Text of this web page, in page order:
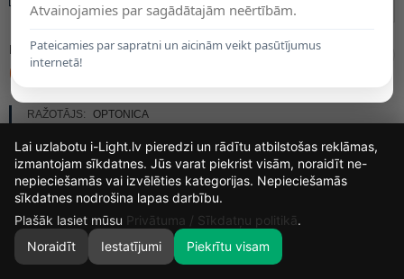
0
MODELIS:7543
62.05€
RAŽOTĀJS:
OPTONICA
Atvainojamies par sagādātajām neērtībām.
Pateicamies par sapratni un aicinām veikt pasūtījumus
internetā!
14
DIENAS
9
STUNDAS
55
MIN.
15
Lai uzlabotu i-Light.lv pieredzi un rādītu atbilstošas reklāmas,
izmantojam sīkdatnes. Jūs varat piekrist visām, noraidīt ne-
nepieciešamās vai izvēlēties kategorijas. Nepieciešamās
sīkdatnes nodrošina lapas darbību.
Plašāk lasiet mūsu Privātuma / Sīkdatņu politikā.
Noraidīt
Iestatījumi Piekrītu visam